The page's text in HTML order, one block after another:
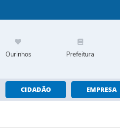
Ourinhos Prefeitura
CIDADÃO EMPRESA